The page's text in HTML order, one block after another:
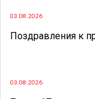
03.08.2026
Поздравления к
03.08.2026